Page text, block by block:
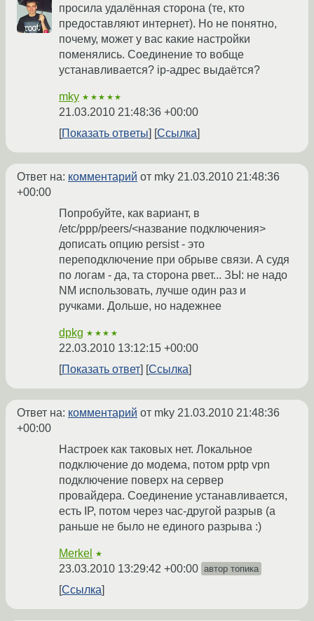
просила удалённая сторона (те, кто
предоставляют интернет). Но не понятно,
почему, может у вас какие настройки
поменялись. Соединение то вобще
устанавливается? ip-адрес выдаётся?
mky ★★★★★
21.03.2010 21:48:36 +00:00
Показать ответы
Ссылка
Ответ на: комментарий от mky 21.03.2010 21:48:36
+00:00
Попробуйте, как вариант, в
/etc/ppp/peers/<название подключения>
дописать опцию persist - это
переподключение при обрыве связи. А судя
по логам - да, та сторона рвет... ЗЫ: не надо
NM использовать, лучше один раз и
ручками. Дольше, но надежнее
dpkg ★★★★
22.03.2010 13:12:15 +00:00
Показать ответ
Ссылка
Ответ на: комментарий от mky 21.03.2010 21:48:36
+00:00
Настроек как таковых нет. Локальное
подключение до модема, потом pptp vpn
подключение поверх на сервер
провайдера. Соединение устанавливается,
есть IP, потом через час-другой разрыв (а
раньше не было не единого разрыва :)
Merkel ★
23.03.2010 13:29:42 +00:00 автор топика
Ссылка